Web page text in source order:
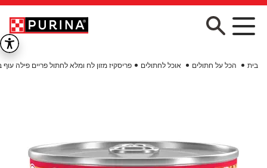
Skip to main content
בית הכל על חתולים אוכל לחתולים פריסקיז מזון לח ומלא לחתול פריים פילה עוף